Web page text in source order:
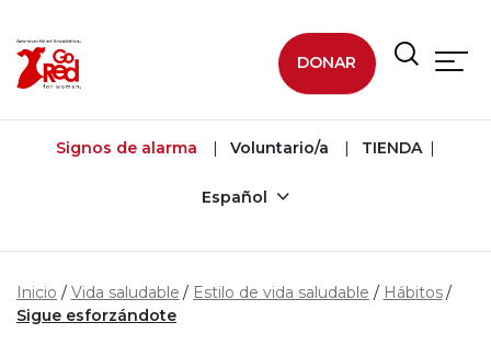
DONAR
Signos de alarma Voluntario/a TIENDA
Español
Inicio Vida saludable Estilo de vida saludable
Hábitos
Sigue esforzándote